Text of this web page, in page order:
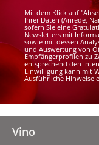
Mit dem Klick auf
Ihrer Daten (Anrede,
sofern Sie eine
Newsletters mit
sowie mit dessen
und Auswertung von
Empfängerprofilen zu
entsprechend den
Einwilligung kann mit
Ausführliche Hinweise
Vino